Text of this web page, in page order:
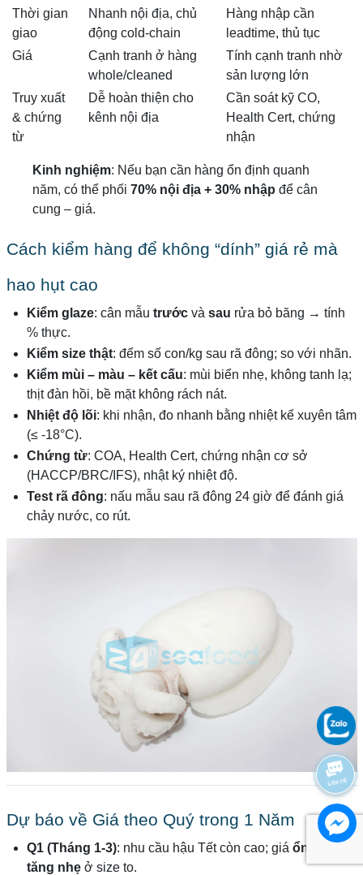
Thời gian
giao
Nhanh nội địa, chủ
động cold-chain
Hàng nhập cần
leadtime, thủ tục
Giá
Cạnh tranh ở hàng
whole/cleaned
Tính cạnh tranh nhờ
sản lượng lớn
Truy xuất
& chứng
từ
Dễ hoàn thiện cho
kênh nội địa
Cần soát kỹ CO,
Health Cert, chứng
nhận
Kinh nghiệm: Nếu bạn cần hàng ổn định quanh
năm, có thể phối 70% nội địa + 30% nhập để cân
cung – giá.
Cách kiểm hàng để không “dính” giá rẻ mà
hao hụt cao
Kiểm glaze: cân mẫu trướcvà sau rửa bỏ băng → tính
% thực.
Kiểm size thật: đếm số con/kg sau rã đông; so với nhãn.
Kiểm mùi – màu – kết cấu: mùi biển nhẹ, không tanh lạ;
thịt đàn hồi, bề mặt không rách nát.
Nhiệt độ lõi: khi nhận, đo nhanh bằng nhiệt kế xuyên tâm
(≤ -18°C).
Chứng từ: COA, Health Cert, chứng nhận cơ sở
(HACCP/BRC/IFS), nhật ký nhiệt độ.
Test rã đông: nấu mẫu sau rã đông 24 giờ để đánh giá
chảy nước, co rút.
Dự báo về Giá theo Quý trong 1 Năm
Q1 (Tháng 1-3): nhu cầu hậu Tết còn cao; giá ổn định –
tăng nhẹở size to.